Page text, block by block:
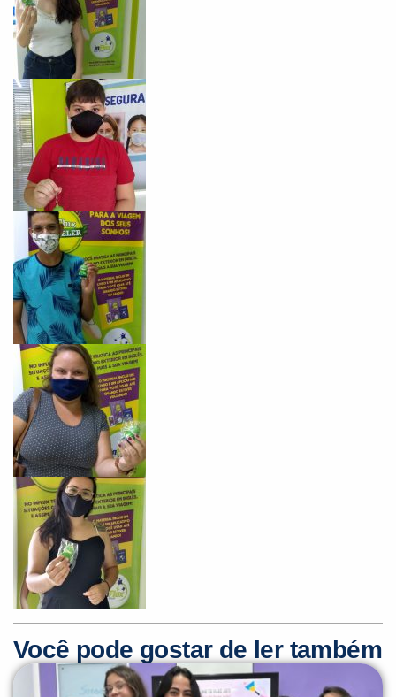
Você pode gostar de ler também
Preencha com seus dados abaixo e
já vamos te colocar em contato
Você é aluno inFlux?
Sim
VOLTAR